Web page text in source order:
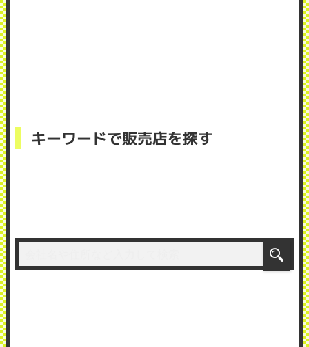
キーワードで販売店を探す